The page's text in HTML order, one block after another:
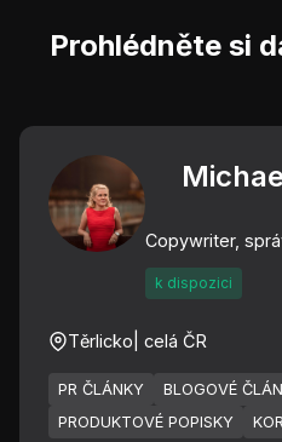
Prohlédněte si
Copywriter,
k dispozici
Těrlicko | celá ČR
PR ČLÁNKY BLOGOVÉ
PRODUKTOVÉ POPISKY